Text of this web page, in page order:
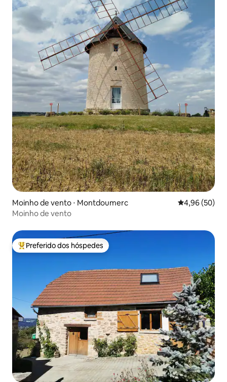
Moinho de vento ⋅ Montdoumerc 4,96 de uma
4,96 (50)
Moinho de vento
Entre os melhores preferidos dos hóspedes
Preferido dos hóspedes